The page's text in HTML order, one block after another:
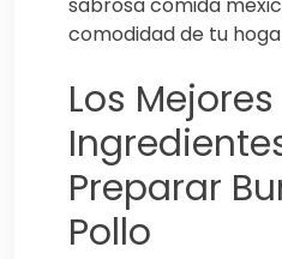
comodidad de tu
Los Mejores
Preparar
Pollo